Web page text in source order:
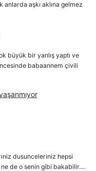
anlarda aşkı aklına gelmez
büyük bir yanlış yaptı ve
babaannem çivili
dusunceleriniz hepsi
de o senin gibi bakabilir.…